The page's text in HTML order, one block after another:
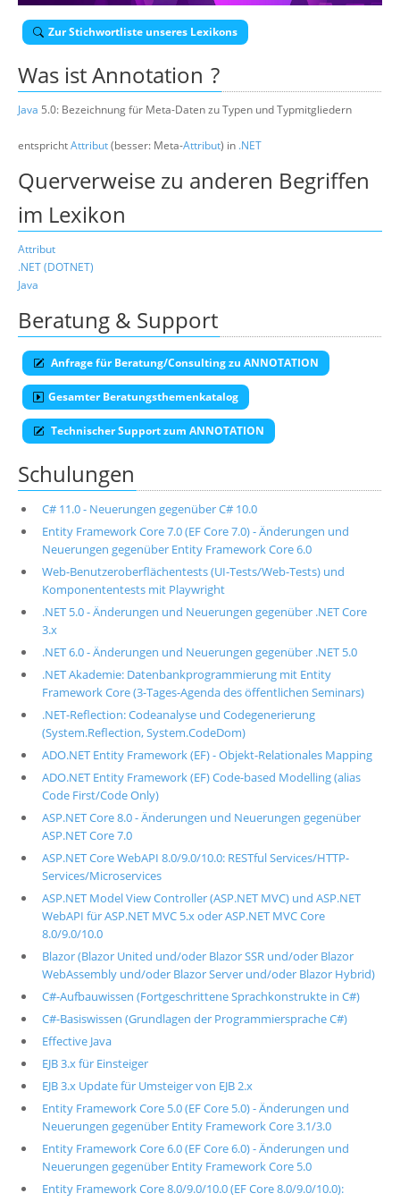
Über uns
Zur Stichwortliste unseres Lexikons
Was istAnnotation ?
Java 5.0: Bezeichnung für Meta-Daten zu Typen und Typmitgliedern
entsprichtAttribut(besser: Meta-Attribut) in .NET
Querverweise zu anderen Begriffen
im Lexikon
Attribut
.NET (DOTNET)
Java
Beratung & Support
Anfrage für Beratung/Consulting zu ANNOTATION
Gesamter Beratungsthemenkatalog
Technischer Support zum ANNOTATION
Schulungen
C# 11.0 - Neuerungen gegenüber C# 10.0
Entity Framework Core 7.0 (EF Core 7.0) - Änderungen und
Neuerungen gegenüber Entity Framework Core 6.0
Web-Benutzeroberflächentests (UI-Tests/Web-Tests) und
Komponententests mit Playwright
.NET 5.0 - Änderungen und Neuerungen gegenüber .NET Core
3.x
.NET 6.0 - Änderungen und Neuerungen gegenüber .NET 5.0
.NET Akademie: Datenbankprogrammierung mit Entity
Framework Core (3-Tages-Agenda des öffentlichen Seminars)
.NET-Reflection: Codeanalyse und Codegenerierung
(System.Reflection, System.CodeDom)
ADO.NET Entity Framework (EF) - Objekt-Relationales Mapping
ADO.NET Entity Framework (EF) Code-based Modelling (alias
Code First/Code Only)
ASP.NET Core 8.0 - Änderungen und Neuerungen gegenüber
ASP.NET Core 7.0
ASP.NET Core WebAPI 8.0/9.0/10.0: RESTful Services/HTTP-
Services/Microservices
ASP.NET Model View Controller (ASP.NET MVC) und ASP.NET
WebAPI für ASP.NET MVC 5.x oder ASP.NET MVC Core
8.0/9.0/10.0
Blazor (Blazor United und/oder Blazor SSR und/oder Blazor
WebAssembly und/oder Blazor Server und/oder Blazor Hybrid)
C#-Aufbauwissen (Fortgeschrittene Sprachkonstrukte in C#)
C#-Basiswissen (Grundlagen der Programmiersprache C#)
Effective Java
EJB 3.x für Einsteiger
EJB 3.x Update für Umsteiger von EJB 2.x
Entity Framework Core 5.0 (EF Core 5.0) - Änderungen und
Neuerungen gegenüber Entity Framework Core 3.1/3.0
Entity Framework Core 6.0 (EF Core 6.0) - Änderungen und
Neuerungen gegenüber Entity Framework Core 5.0
Entity Framework Core 8.0/9.0/10.0 (EF Core 8.0/9.0/10.0):